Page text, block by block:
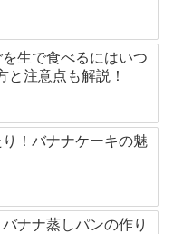
生で食べるにはいつ
と注意点も解説！
！バナナケーキの魅
ナナ蒸しパンの作り